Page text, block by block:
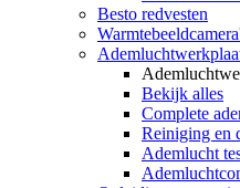
Besto redvesten
Bekijk alles
Complete
Reiniging en
Ademlucht